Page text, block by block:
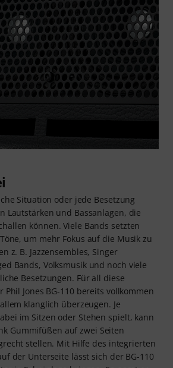
Situation oder jede Besetzung
Lautstärken und Bassanlagen, die
können. Viele Bands setzten
um mehr Fokus auf die Musik zu
z. B. Jazzensembles, Singer
Bands, Volksmusik und noch viele
Besetzungen. Für all diese
Jones BG-110 bereits vollkommen
klanglich überzeugen. Je
im Sitzen oder Stehen spielt, kann
Gummifüßen auf zwei Seiten
stellen. Mit Hilfe des integrierten
der Unterseite lässt sich der BG-110